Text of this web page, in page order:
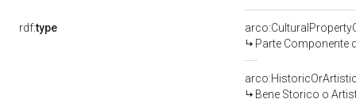
rdf:type
Parte Componente
Bene Storico o